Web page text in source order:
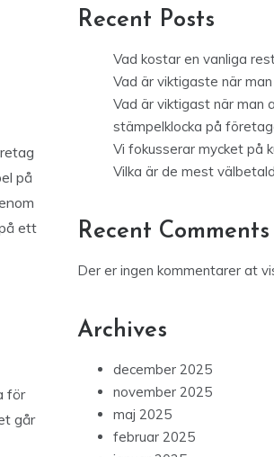
på
ett
för
går
Recent Posts
Vad kostar en vanliga
Vad är viktigaste när
Vad är viktigast när man
stämpelklocka på
Vi fokusserar mycket på
Vilka är de mest
Recent Comments
Der er ingen kommentarer at
Archives
december 2025
november 2025
maj 2025
februar 2025